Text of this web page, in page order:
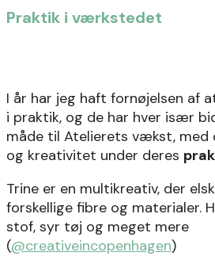
Praktik i værkstedet
I år har jeg haft fornøjelsen af
i praktik, og de har hver især
måde til Atelierets vækst,
og kreativitet under deres
Trine er en multikreativ, der
forskellige fibre og materialer.
stof, syr tøj og meget mere
(@creativeincopenhagen)